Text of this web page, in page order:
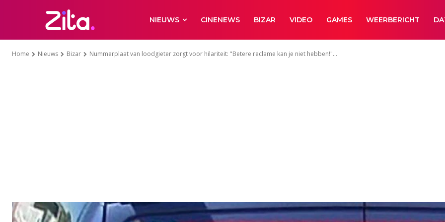
NIEUWS CINENEWS BIZAR VIDEO GAMES WEERBERICHT
Home Nieuws Bizar Nummerplaat van loodgieter zorgt voor hilariteit: "Betere reclame kan je niet hebben!"...